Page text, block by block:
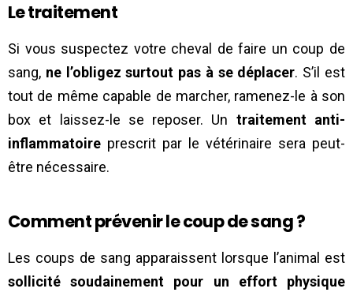
Le traitement
Si vous suspectez votre cheval de faire un coup de
sang, ne l’obligez surtout pas à se déplacer. S’il est
tout de même capable de marcher, ramenez-le à son
box et laissez-le se reposer. Un traitement anti-
inflammatoire prescrit par le vétérinaire sera peut-
être nécessaire.
Comment prévenir le coup de sang ?
Les coups de sang apparaissent lorsque l’animal est
sollicité soudainement pour un effort physique